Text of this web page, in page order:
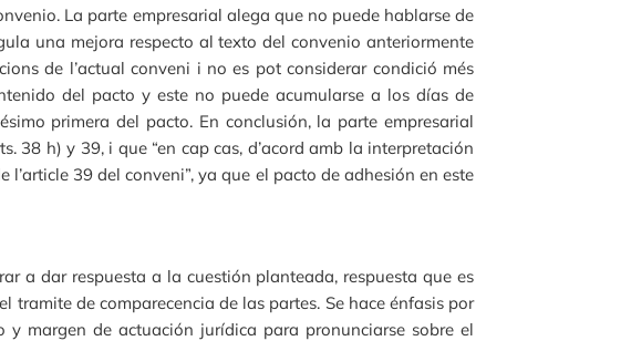
La parte empresarial alega que no puede hablarse de
una mejora respecto al texto del convenio anteriormente
de l’actual conveni i no es pot considerar condició més
del pacto y este no puede acumularse a los días de
primera del pacto. En conclusión, la parte empresarial
38 h) y 39, i que “en cap cas, d’acord amb la interpretación
39 del conveni”, ya que el pacto de adhesión en este
a dar respuesta a la cuestión planteada, respuesta que es
de comparecencia de las partes. Se hace énfasis por
margen de actuación jurídica para pronunciarse sobre el